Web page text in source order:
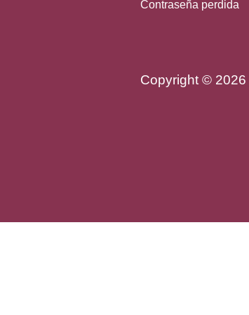
Contraseña perdida
Copyright © 2026